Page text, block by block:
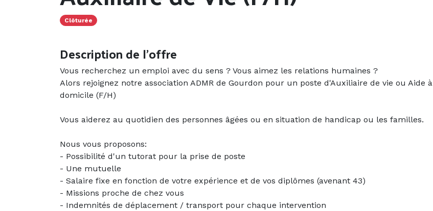
Clôturée
Description de l'offre
Vous recherchez un emploi avec du sens ? Vous aimez les relations humaines ?
Alors rejoignez notre association ADMR de Gourdon pour un poste d'Auxiliaire de vie ou Aide à
domicile (F/H)
Vous aiderez au quotidien des personnes âgées ou en situation de handicap ou les familles.
Nous vous proposons:
- Possibilité d'un tutorat pour la prise de poste
- Une mutuelle
- Salaire fixe en fonction de votre expérience et de vos diplômes (avenant 43)
- Missions proche de chez vous
- Indemnités de déplacement / transport pour chaque intervention